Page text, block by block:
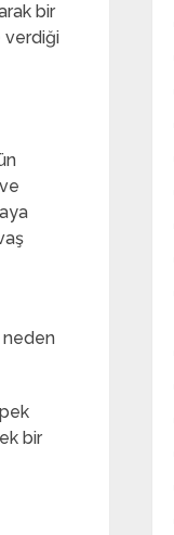
bir
verdiği
neden
bir